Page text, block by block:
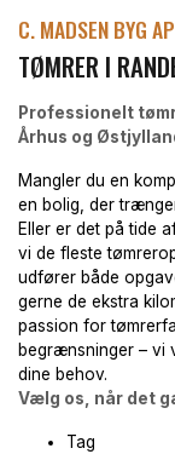
C. MADSEN BYG
TØMRER I
Professionelt
Århus og
Mangler du en
en bolig, der
Eller er det på tide
vi de fleste
udfører både
gerne de ekstra
passion for
begrænsninger – vi
dine behov.
Vælg os, når det
Tag